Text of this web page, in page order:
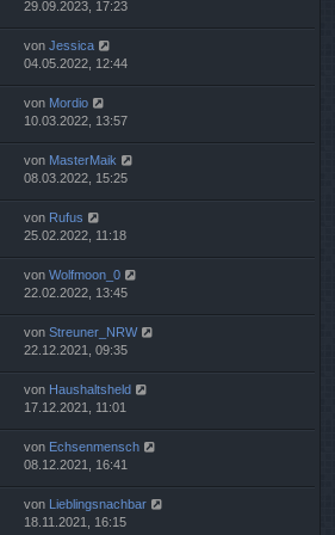
29.09.2023, 17:23
von Jessica
04.05.2022, 12:44
von Mordio
10.03.2022, 13:57
von MasterMaik
08.03.2022, 15:25
von Rufus
25.02.2022, 11:18
von Wolfmoon_0
22.02.2022, 13:45
von Streuner_NRW
22.12.2021, 09:35
von Haushaltsheld
17.12.2021, 11:01
von Echsenmensch
08.12.2021, 16:41
von Lieblingsnachbar
18.11.2021, 16:15